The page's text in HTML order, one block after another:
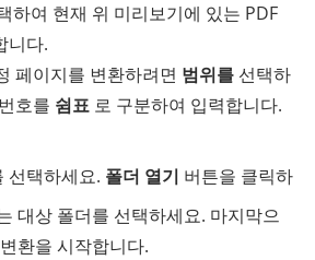
하여 현재 위 미리보기에 있는 PDF
니다.
페이지를 변환하려면 범위를 선택하
호를 쉼표 로 구분하여 입력합니다.
선택하세요. 폴더 열기 버튼을 클릭하
대상 폴더를 선택하세요. 마지막으
환을 시작합니다.